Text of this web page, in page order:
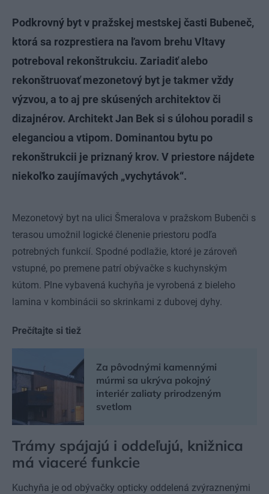
Podkrovný byt v pražskej mestskej časti Bubeneč,
ktorá sa rozprestiera na ľavom brehu Vltavy
potreboval rekonštrukciu. Zariadiť alebo
rekonštruovať mezonetový byt je takmer vždy
výzvou, a to aj pre skúsených architektov či
dizajnérov. Architekt Jan Bek si s úlohou poradil s
eleganciou a vtipom. Dominantou bytu po
rekonštrukcii je priznaný krov. V priestore nájdete
niekoľko zaujímavých „vychytávok“.
Mezonetový byt na ulici Šmeralova v pražskom Bubenči s
terasou umožnil logické členenie priestoru podľa
potrebných funkcií. Spodné podlažie, ktoré je zároveň
vstupné, po premene patrí obývačke s kuchynským
kútom. Plne vybavená kuchyňa je vyrobená z bieleho
lamina v kombinácii so skrinkami z dubovej dyhy.
Prečítajte si tiež
Za pôvodnými kamennými
múrmi sa ukrýva pokojný
interiér zaliaty prirodzeným
svetlom
Trámy spájajú i oddeľujú, knižnica
má viaceré funkcie
Kuchyňa je od obývačky opticky oddelená zvýraznenými